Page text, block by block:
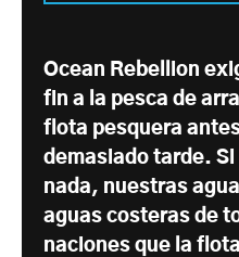
Ocean Rebellion
fin a la pesca de
flota pesquera
demasiado tarde. Si
nada, nuestras
aguas costeras de
naciones que la